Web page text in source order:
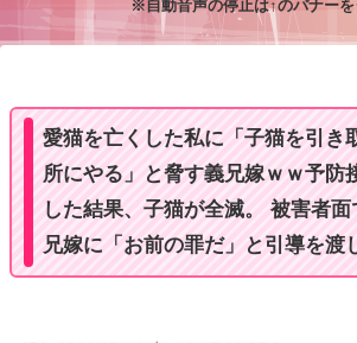
※自動音声の停止は↑のバナー
愛猫を亡くした私に「子猫を引き
所にやる」と脅す義兄嫁ｗｗ予防
した結果、子猫が全滅。 被害者
兄嫁に「お前の罪だ」と引導を渡